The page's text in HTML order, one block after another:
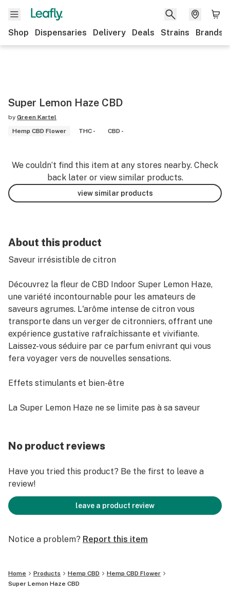
Shop Dispensaries Delivery Deals Strains Brands
Super Lemon Haze CBD
by Green Kartel
Hemp CBD Flower
THC - CBD -
We couldn’t find this item at any stores nearby. Check
back later or view similar products.
view similar products
About this product
Saveur irrésistible de citron
Découvrez la fleur de CBD Indoor Super Lemon Haze,
une variété incontournable pour les amateurs de
saveurs agrumes. L'arôme intense de citron vous
transporte dans un verger de citronniers, offrant une
expérience gustative rafraîchissante et vivifiante.
Laissez-vous séduire par ce parfum enivrant qui vous
fera voyager vers de nouvelles sensations.
Effets stimulants et bien-être
La Super Lemon Haze ne se limite pas à sa saveur
stimulants, vous procurant une énergie nouvelle et une
CBD pour réduire le stress, améliorer votre
concentration et favoriser la relaxation sans
somnolence.
Notre fleur de CBD Indoor Super Lemon Haze est
culture contrôlées permettent d'obtenir une fleur aux
No product reviews
Have you tried this product? Be the first to leave a
review!
leave a product review
Notice a problem? Report this item
Home Products Hemp CBD
Hemp CBD Flower
Super Lemon Haze CBD